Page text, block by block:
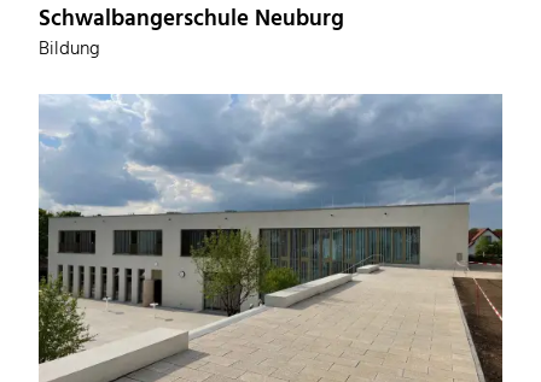
Schwalbangerschule Neuburg
Bildung